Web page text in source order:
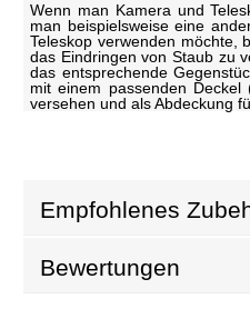
Wenn man Kamera und
man beispielsweise eine
Teleskop verwenden möchte,
das Eindringen von Staub zu
das entsprechende
mit einem passenden Deckel
versehen und als Abdeckung
Empfohlenes
Bewertungen